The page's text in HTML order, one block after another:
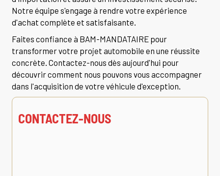
Notre équipe s'engage à rendre votre expérience
d'achat complète et satisfaisante.
Faites confiance à BAM-MANDATAIRE pour
transformer votre projet automobile en une réussite
concrète. Contactez-nous dès aujourd'hui pour
découvrir comment nous pouvons vous accompagner
dans l'acquisition de votre véhicule d'exception.
CONTACTEZ-NOUS